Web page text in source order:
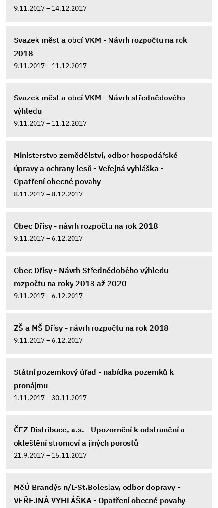
9.11.2017 – 14.12.2017
Svazek měst a obcí VKM - Návrh rozpočtu na rok
2018
9.11.2017 – 11.12.2017
Svazek měst a obcí VKM - Návrh střednědového
výhledu
9.11.2017 – 11.12.2017
Ministerstvo zemědělství, odbor hospodářské
úpravy a ochrany lesů - Veřejná vyhláška -
Opatření obecné povahy
8.11.2017 – 8.12.2017
Obec Dřísy - návrh rozpočtu na rok 2018
9.11.2017 – 6.12.2017
Obec Dřísy - Návrh Střednědobého výhledu
rozpočtu na roky 2018 až 2020
9.11.2017 – 6.12.2017
ZŠ a MŠ Dřísy - návrh rozpočtu na rok 2018
9.11.2017 – 6.12.2017
Státní pozemkový úřad - nabídka pozemků k
pronájmu
1.11.2017 – 30.11.2017
ČEZ Distribuce, a.s. - Upozornění k odstranění a
okleštění stromoví a jiných porostů
21.9.2017 – 15.11.2017
MěÚ Brandýs n/L-St.Boleslav, odbor dopravy -
VEŘEJNÁ VYHLÁŠKA - Opatření obecné povahy